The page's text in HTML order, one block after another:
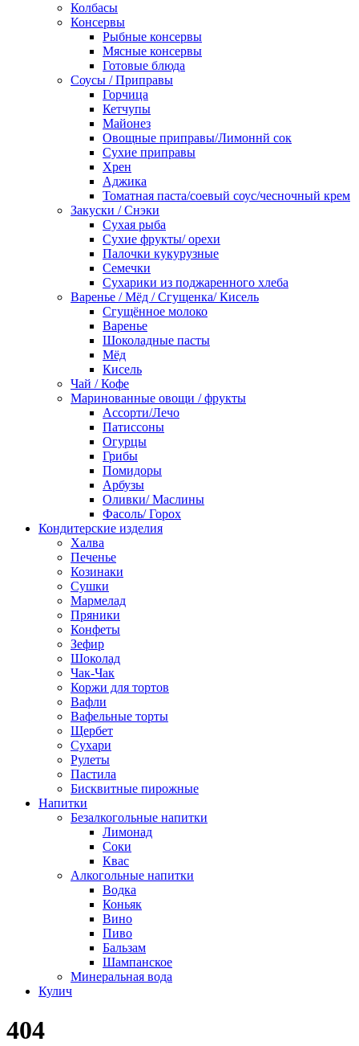
Колбасы
Консервы
Рыбные консервы
Мясные консервы
Готовые блюда
Соусы / Приправы
Горчица
Кетчупы
Майонез
Овощные приправы/Лимоннй сок
Сухие приправы
Хрен
Аджика
Томатная паста/соевый соус/чесночный крем
Закуски / Снэки
Сухая рыба
Сухие фрукты/ орехи
Палочки кукурузные
Семечки
Сухарики из поджаренного хлеба
Варенье / Мёд / Сгущенка/ Кисель
Сгущённое молоко
Варенье
Шоколадные пасты
Мёд
Кисель
Чай / Кофе
Маринованные овощи / фрукты
Ассорти/Лечо
Патиссоны
Огурцы
Грибы
Помидоры
Арбузы
Оливки/ Маслины
Фасоль/ Горох
Кондитерские изделия
Халва
Печенье
Козинаки
Сушки
Мармелад
Пряники
Конфеты
Зефир
Шоколад
Чак-Чак
Коржи для тортов
Вафли
Вафельные торты
Щербет
Сухари
Рулеты
Пастила
Бисквитные пирожные
Напитки
Безалкогольные напитки
Лимонад
Соки
Квас
Алкогольные напитки
Водка
Коньяк
Вино
Пиво
Бальзам
Шампанское
Минеральная вода
Кулич
404